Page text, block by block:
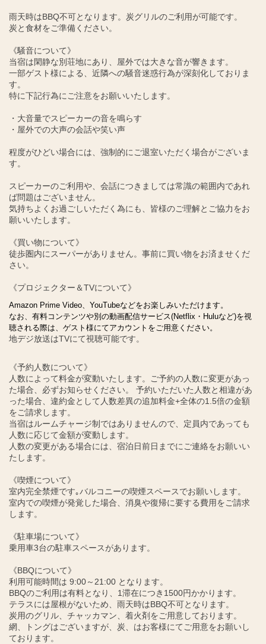
雨天時はBBQ不可となります。炭グリルのご利用が可能です。
炭と食材をご準備ください。
《騒音について》
当宿は閑静な別荘地にあり、屋外では大きな音が響きます。
一部ゲスト様による、近隣への騒音迷惑行為が深刻化しておりま
す。
特に下記行為にご注意をお願いいたします。
・大音量でスピーカーの音を鳴らす
・屋外での大声の会話や笑い声
程度がひどい場合には、強制的にご退室いただく場合がございま
す。
スピーカーのご利用や、会話につきましては常識の範囲内であれ
ば問題はございません。
気持ちよくお過ごしいただく為にも、皆様のご理解とご協力をお
願いいたします。
《買い物について》
徒歩圏内にスーパーがありません。事前に買い物をお済ませくだ
さい。
《プロジェクター＆TVについて》
Amazon Prime Video、YouTubeなどをお楽しみいただけます。
なお、有料コンテンツや別の動画配信サービス(Netflix・Huluなど)を視
聴される際は、ゲスト様にてアカウントをご用意ください。
地デジ放送はTVにて視聴可能です。
《予約人数について》
人数によって料金が変動いたします。ご予約の人数に変更があっ
た場合、必ずお知らせください。 予約いただいた人数と相違があ
った場合、違約金として人数差異の追加料金+全体の1.5倍の金額
をご請求します。
当宿はルームチャージ制ではありませんので、定員内であっても
人数に応じて金額が変動します。
人数の変更がある場合には、宿泊日前日までにご連絡をお願いい
たします。
《喫煙について》
室内完全禁煙です｡バルコニーの喫煙スペースでお願いします。
室内での喫煙が発覚した場合、消臭や復帰に要する費用をご請求
します。
《駐車場について》
乗用車3台の駐車スペースがあります。
《BBQについて》
利用可能時間は 9:00～21:00 となります。
BBQのご利用は有料となり、1滞在につき1500円かかります。
テラスには屋根がないため、雨天時はBBQ不可となります。
炭用のグリル、チャッカマン、着火剤をご用意しております。
網、トングはございますが、炭、はお客様にてご用意をお願いし
ております。